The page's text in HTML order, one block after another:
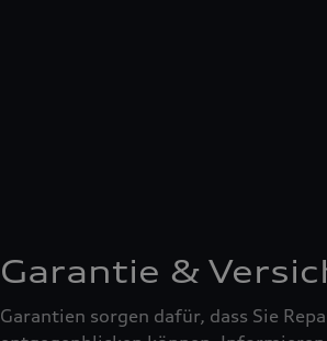
Garantie &
Garantien sorgen dafür, dass Sie